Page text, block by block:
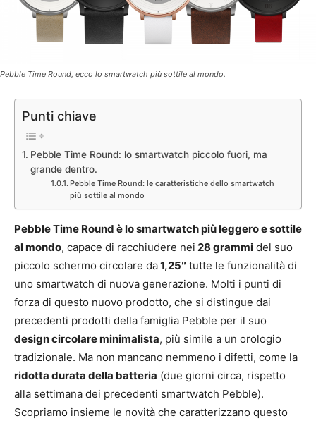
Pebble Time Round, ecco lo smartwatch più sottile al mondo.
Punti chiave
Pebble Time Round: lo smartwatch piccolo fuori, ma
grande dentro.
Pebble Time Round: le caratteristiche dello smartwatch
più sottile al mondo
Pebble Time Round è lo smartwatch più leggero e sottile
al mondo, capace di racchiudere nei 28 grammi del suo
piccolo schermo circolare da1,25″ tutte le funzionalità di
uno smartwatch di nuova generazione. Molti i punti di
forza di questo nuovo prodotto, che si distingue dai
precedenti prodotti della famiglia Pebble per il suo
design circolare minimalista, più simile a un orologio
tradizionale. Ma non mancano nemmeno i difetti, come la
ridotta durata della batteria (due giorni circa, rispetto
alla settimana dei precedenti smartwatch Pebble).
Scopriamo insieme le novità che caratterizzano questo